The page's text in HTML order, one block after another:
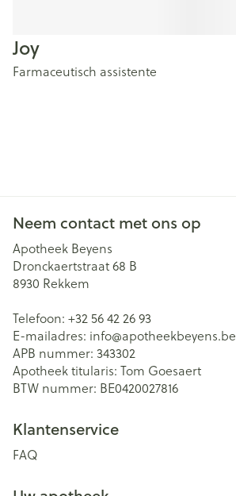
Joy
Farmaceutisch assistente
Neem contact met ons op
Apotheek Beyens
Dronckaertstraat 68 B
8930 Rekkem
Telefoon: +32 56 42 26 93
E-mailadres: info@apotheekbeyens.be
APB nummer: 343302
Apotheek titularis: Tom Goesaert
BTW nummer: BE0420027816
Klantenservice
FAQ